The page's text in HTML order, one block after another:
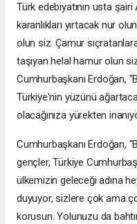
Türk edebiyatının usta
karanlıkları yırtacak nur
olun siz. Çamur
taşıyan helal hamur olun
Cumhurbaşkanı Erdoğan,
Türkiye'nin yüzünü
olacağınıza yürekten
Cumhurbaşkanı Erdoğan,
gençler, Türkiye
ülkemizin geleceği adına
duyuyor, sizlere çok ama
korusun. Yolunuzu da